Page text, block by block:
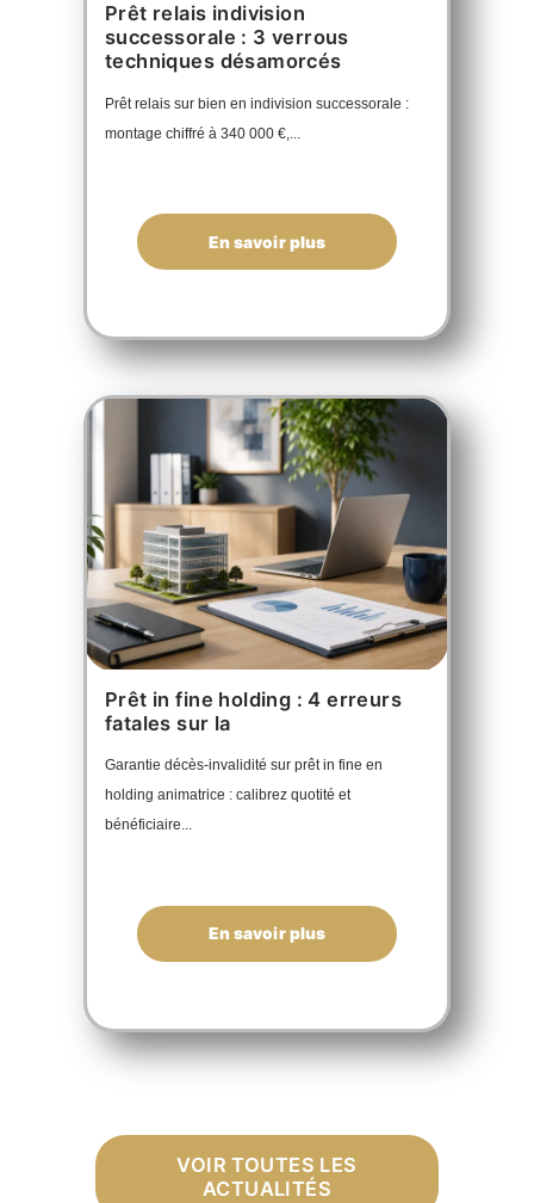
Prêt relais indivision
successorale : 3 verrous
techniques désamorcés
Prêt relais sur bien en indivision successorale :
montage chiffré à 340 000 €,...
En savoir plus
Prêt in fine holding : 4 erreurs
fatales sur la
Garantie décès-invalidité sur prêt in fine en
holding animatrice : calibrez quotité et
bénéficiaire...
En savoir plus
VOIR TOUTES LES
ACTUALITÉS